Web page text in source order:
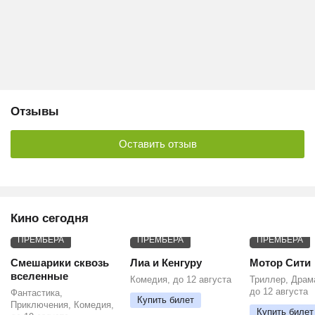
Отзывы
Оставить отзыв
Кино сегодня
ПРЕМЬЕРА
Смешарики сквозь
вселенные
Фантастика,
Приключения, Комедия,
ПРЕМЬЕРА
Лиа и Кенгуру
Комедия, до 12 августа
Купить билет
ПРЕМЬЕРА
Мотор Сити
Триллер,
до 12 августа
Купить билет